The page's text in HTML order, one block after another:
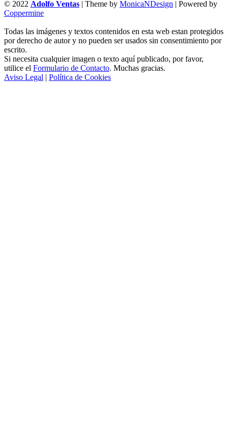
© 2022 Adolfo Ventas | Theme by MonicaNDesign | Powered by
Coppermine
Todas las imágenes y textos contenidos en esta web estan protegidos
por derecho de autor y no pueden ser usados sin consentimiento por
escrito.
Si necesita cualquier imagen o texto aquí publicado, por favor,
utilice el Formulario de Contacto. Muchas gracias.
Aviso Legal | Política de Cookies